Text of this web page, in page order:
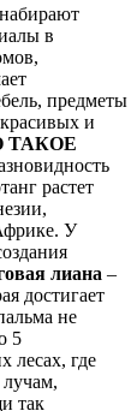
в
предметы
и
ТАКОЕ
растет
У
лиана –
достигает
не
5
лесах, где
так